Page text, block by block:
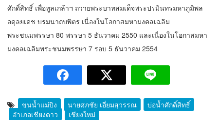
ศักดิ์สิทธิ์ เพื่อทูลเกล้าฯ ถวายพระบาทสมเด็จพระปรมินทรมหาภูมิพล
อดุลยเดช บรมนาถบพิตร เนื่องในโอกาสมหามงคลเฉลิม
พระชนมพรรษา 80 พรรษา 5 ธันวาคม 2550 และเนื่องในโอกาสมหา
มงคลเฉลิมพระชนมพรรษา 7 รอบ 5 ธันวาคม 2554
ขุนน้ำแม่ปิง นายศุภชัย เอี่ยมสุวรรณ
บ่อน้ำศักดิ์สิทธิ์
อำเภอเชียงดาว
เชียงใหม่